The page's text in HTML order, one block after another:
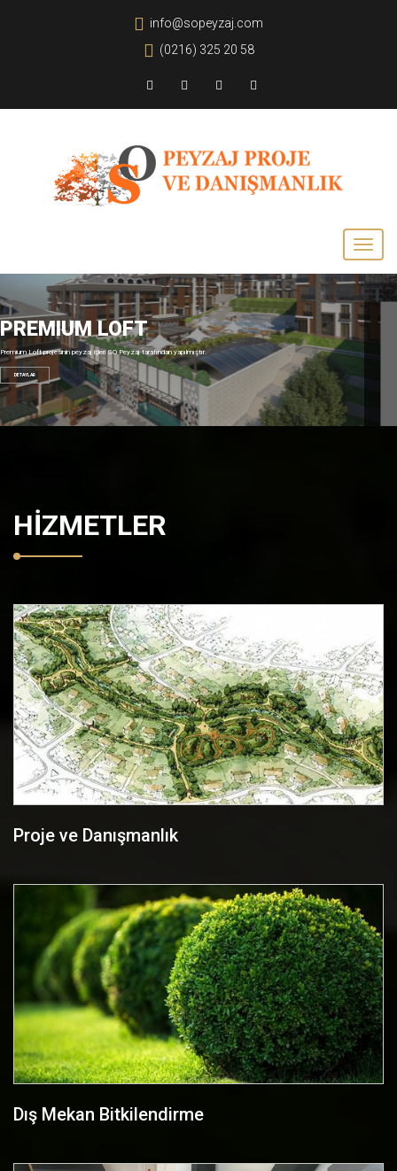
info@sopeyzaj.com
(0216) 325 20 58
ATAŞEHİR
Ataşehir projesinin sert zemin işleri SO Peyzaj tarafından yapılmıştır.
HİZMETLER
Proje ve Danışmanlık
Dış Mekan Bitkilendirme